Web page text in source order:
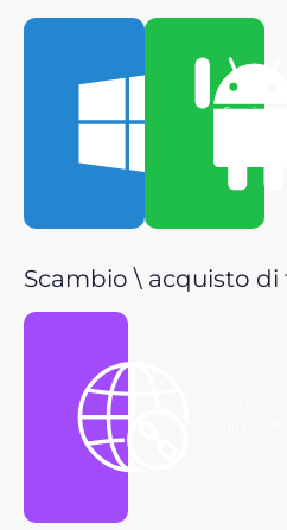
Scarica
Scambio \ acquisto di